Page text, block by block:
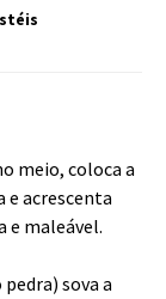
meio, coloca a
e acrescenta
e maleável.
sova a